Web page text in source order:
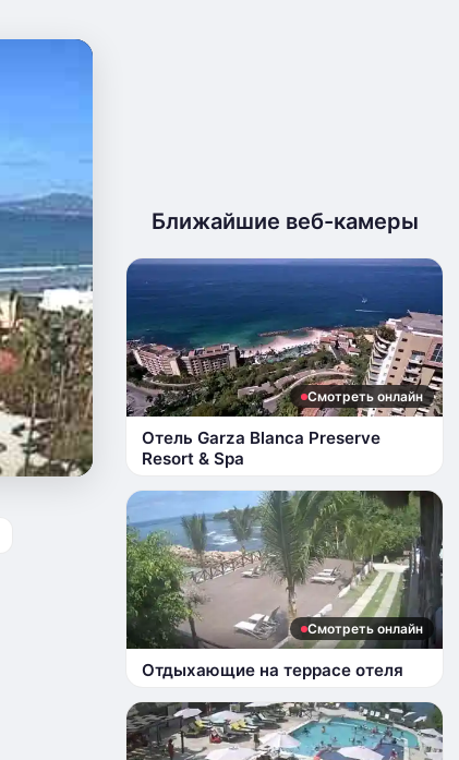
Ближайшие веб-камеры
Смотреть онлайн
Отель Garza Blanca Preserve
Resort & Spa
Смотреть онлайн
Отдыхающие на террасе отеля